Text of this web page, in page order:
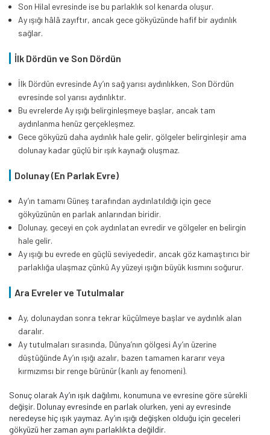
Son Hilal evresinde ise bu parlaklık sol kenarda oluşur.
Ay ışığı hâlâ zayıftır, ancak gece gökyüzünde hafif bir aydınlık
sağlar.
İlk Dördün ve Son Dördün
İlk Dördün evresinde Ay’ın sağ yarısı aydınlıkken, Son Dördün
evresinde sol yarısı aydınlıktır.
Bu evrelerde Ay ışığı belirginleşmeye başlar, ancak tam
aydınlanma henüz gerçekleşmez.
Gece gökyüzü daha aydınlık hale gelir, gölgeler belirginleşir ama
dolunay kadar güçlü bir ışık kaynağı oluşmaz.
Dolunay (En Parlak Evre)
Ay’ın tamamı Güneş tarafından aydınlatıldığı için gece
gökyüzünün en parlak anlarından biridir.
Dolunay, geceyi en çok aydınlatan evredir ve gölgeler en belirgin
hale gelir.
Ay ışığı bu evrede en güçlü seviyededir, ancak göz kamaştırıcı bir
parlaklığa ulaşmaz çünkü Ay yüzeyi ışığın büyük kısmını soğurur.
Ara Evreler ve Tutulmalar
Ay, dolunaydan sonra tekrar küçülmeye başlar ve aydınlık alan
daralır.
Ay tutulmaları sırasında, Dünya’nın gölgesi Ay’ın üzerine
düştüğünde Ay’ın ışığı azalır, bazen tamamen kararır veya
kırmızımsı bir renge bürünür (kanlı ay fenomeni).
Sonuç olarak Ay’ın ışık dağılımı, konumuna ve evresine göre sürekli
değişir. Dolunay evresinde en parlak olurken, yeni ay evresinde
neredeyse hiç ışık yaymaz. Ay’ın ışığı değişken olduğu için geceleri
gökyüzü her zaman aynı parlaklıkta değildir.